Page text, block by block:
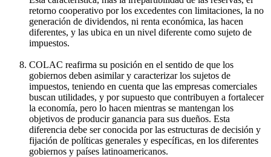
retorno cooperativo por los excedentes con limitaciones, la no
generación de dividendos, ni renta económica, las hacen
diferentes, y las ubica en un nivel diferente como sujeto de
impuestos.
COLAC reafirma su posición en el sentido de que los
gobiernos deben asimilar y caracterizar los sujetos de
impuestos, teniendo en cuenta que las empresas comerciales
buscan utilidades, y por supuesto que contribuyen a fortalecer
la economía, pero lo hacen mientras se mantengan los
objetivos de producir ganancia para sus dueños. Esta
diferencia debe ser conocida por las estructuras de decisión y
fijación de políticas generales y específicas, en los diferentes
gobiernos y países latinoamericanos.